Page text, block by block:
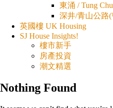
東涌 / Tung
深井/青山公路(
英國樓 UK Housing
SJ House Insights!
樓市新手
房產投資
潮文精選
Nothing Found